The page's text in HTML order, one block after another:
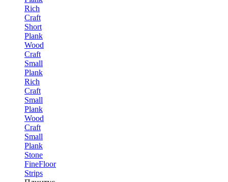
Rich
Craft
Short
Plank
Wood
Craft
Small
Plank
Rich
Craft
Small
Plank
Wood
Craft
Small
Plank
Stone
FineFloor
Strips